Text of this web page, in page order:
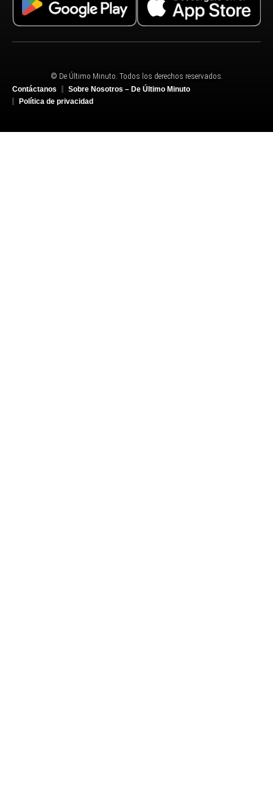
© De Último Minuto. Todos los derechos reservados.
Contáctanos
Sobre Nosotros – De Último Minuto
Política de privacidad